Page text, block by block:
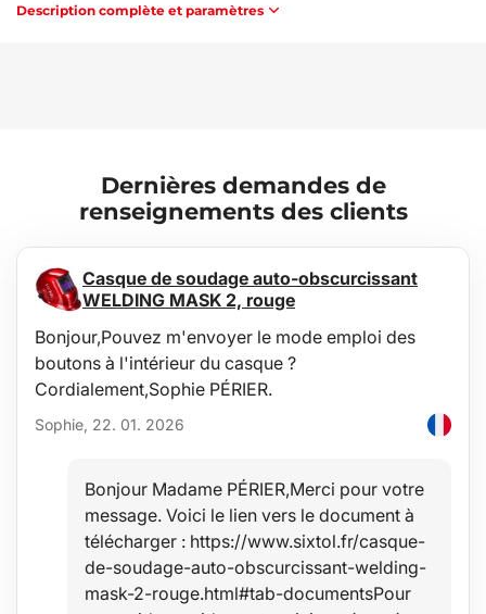
Tous les bacs de coffre sont fournis avec le certificat TÜV Süd
Le bac est facile à laver, conçu pour un entretien courant avec des
effectué facilement à l'extérieur du véhicule, par ex. à l'aide d'un
tuyau d'arrosage.
Stabilité
La qualité du matériau permet d'utiliser le bac dans une large
plage de températures de -60°C à +80°C et lui confère également
une grande résistance au vieillissement dû aux rayons UV.
Le matériau hypoallergénique permet une utilisation quelconque
dans n'importe quel véhicule sans risque pour la santé.
Protection
L'avantage de ces bacs est un rebord relevé de 4-6 cm (selon le
Description complète et paramètres
Dernières demandes de
renseignements des clients
Casque de soudage auto-obscurcissant
WELDING MASK 2, rouge
Bonjour,Pouvez m'envoyer le mode emploi des
boutons à l'intérieur du casque ?
Cordialement,Sophie PÉRIER.
Sophie, 22. 01. 2026
Bonjour Madame PÉRIER,Merci pour votre
message. Voici le lien vers le document à
télécharger : https://www.sixtol.fr/casque-
de-soudage-auto-obscurcissant-welding-
mask-2-rouge.html#tab-documentsPour